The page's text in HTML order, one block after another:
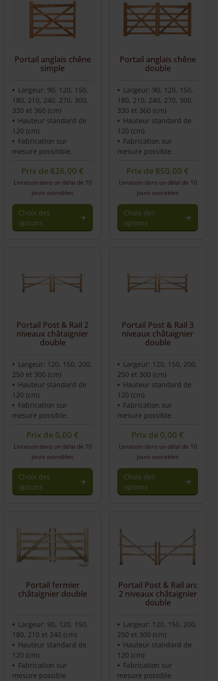
Portail anglais chêne
simple
Largeur: 90, 120, 150,
180, 210, 240, 270, 300,
330 et 360 (cm)
Hauteur standard de
120 (cm)
Fabrication sur
mesure possinble.
Prix de 826,00€
Livraison dans un délai de 10
jours ouvrables
Choix des
options
Portail anglais chêne
double
Largeur: 90, 120, 150,
180, 210, 240, 270, 300,
330 et 360 (cm)
Hauteur standard de
120 (cm)
Fabrication sur
mesure possible.
Prix de 850,00€
Livraison dans un délai de 10
jours ouvrables
Choix des
options
Portail Post & Rail 2
niveaux châtaignier
double
Largeur: 120, 150, 200,
250 et 300 (cm)
Hauteur standard de
120 (cm)
Fabrication sur
mesure possible.
Prix de 0,00€
Livraison dans un délai de 10
jours ouvrables
Choix des
options
Portail Post & Rail 3
niveaux châtaignier
double
Largeur: 120, 150, 200,
250 et 300 (cm)
Hauteur standard de
120 (cm)
Fabrication sur
mesure possible.
Prix de 0,00€
Livraison dans un délai de 10
jours ouvrables
Choix des
options
Portail fermier
châtaignier double
Largeur: 90, 120, 150,
180, 210 et 240 (cm)
Hauteur standard de
120 (cm)
Fabrication sur
mesure possible.
Portail Post & Rail arc
2 niveaux châtaignier
double
Largeur: 120, 150, 200,
250 et 300 (cm)
Hauteur standard de
120 (cm)
Fabrication sur
mesure possible.